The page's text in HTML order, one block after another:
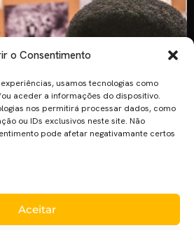
o Consentimento
usamos tecnologias como
aceder a informações do dispositivo.
nos permitirá processar dados, como
ou IDs exclusivos neste site. Não
pode afetar negativamante certos
Aceitar
chega às salas de cinema
Jessica Chastain e Mark